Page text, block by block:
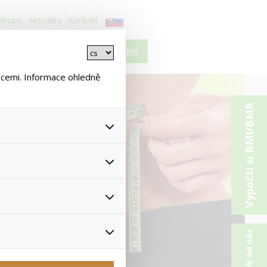
Vypočti si BMI/BMR
Aktuality Kontakt
Košík je prázdný
Informace ohledně
s uživáním cookies. Pro
nedokážeme zjistit
se nevhodným